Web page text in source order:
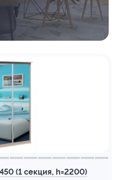
(1 секция, h=2200)